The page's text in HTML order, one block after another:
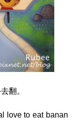
翻。
love to eat banan